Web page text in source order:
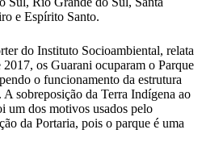
e Espírito Santo.
do Instituto Socioambiental, relata
os Guarani ocuparam o Parque
o funcionamento da estrutura
sobreposição da Terra Indígena ao
um dos motivos usados pelo
da Portaria, pois o parque é uma